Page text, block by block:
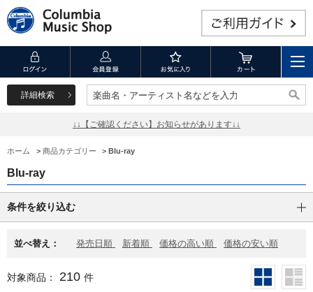
詳細検索 楽曲名・アーティスト名などを入力
楽曲名・アーティスト名などを入力
↓↓【ご確認ください】お知らせがあります↓↓
ホーム > 商品カテゴリー > Blu-ray
Blu-ray
条件を絞り込む
並べ替え： 発売日順 新着順 価格の高い順 価格の安い順
対象商品： 210 件